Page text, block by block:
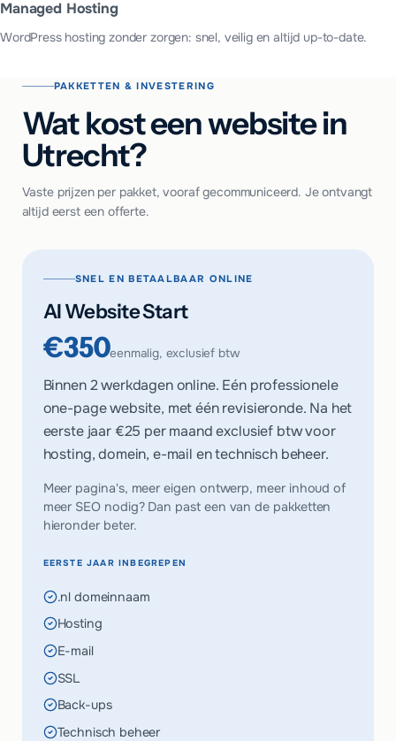
Managed Hosting
WordPress hosting zonder zorgen: snel, veilig en altijd up-to-date.
PAKKETTEN & INVESTERING
Wat kost een website in
Utrecht?
Vaste prijzen per pakket, vooraf gecommuniceerd. Je ontvangt
altijd eerst een offerte.
SNEL EN BETAALBAAR ONLINE
AI Website Start
€350eenmalig, exclusief btw
Binnen 2 werkdagen online. Eén professionele
one-page website, met één revisieronde. Na het
eerste jaar €25 per maandexclusief btw voor
hosting, domein, e-mail en technisch beheer.
Meer pagina's, meer eigen ontwerp, meer inhoud of
meer SEO nodig? Dan past een van de pakketten
hieronder beter.
EERSTE JAAR INBEGREPEN
.nl domeinnaam
Hosting
E-mail
SSL
Back-ups
Technisch beheer